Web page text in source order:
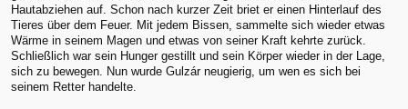
Hautabziehen auf. Schon nach kurzer Zeit briet er einen Hinterlauf des
Tieres über dem Feuer. Mit jedem Bissen, sammelte sich wieder etwas
Wärme in seinem Magen und etwas von seiner Kraft kehrte zurück.
Schließlich war sein Hunger gestillt und sein Körper wieder in der Lage,
sich zu bewegen. Nun wurde Gulzár neugierig, um wen es sich bei
seinem Retter handelte.